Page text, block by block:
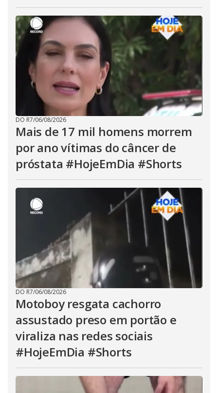
DO R7/06/08/2026
Mais de 17 mil homens morrem
por ano vítimas do câncer de
próstata #HojeEmDia #Shorts
DO R7/06/08/2026
Motoboy resgata cachorro
assustado preso em portão e
viraliza nas redes sociais
#HojeEmDia #Shorts